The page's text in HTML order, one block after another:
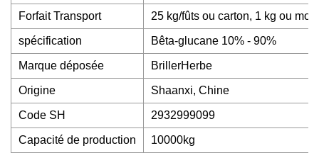
Forfait Transport 25 kg/fûts ou carton, 1 kg ou
spécification Bêta-glucane 10% - 90%
Marque déposée BrillerHerbe
Origine Shaanxi, Chine
Code SH 2932999099
Capacité de production 10000kg